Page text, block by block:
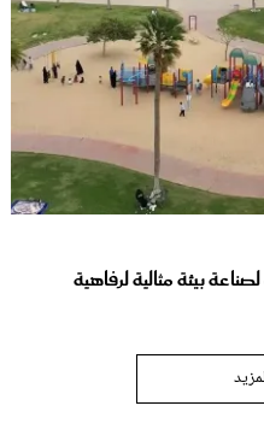
بيئة مثالية لرفاهية